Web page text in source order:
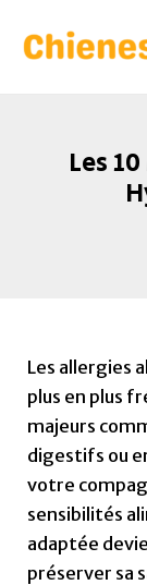
Les
Les allergies
plus en plus
majeurs
digestifs ou
votre
sensibilités
adaptée
préserver sa
des